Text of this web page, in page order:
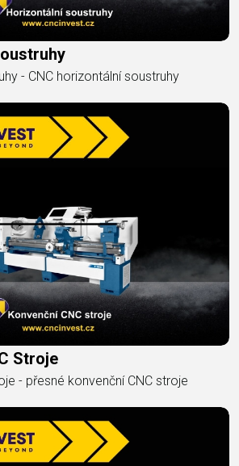
- CNC horizontální soustruhy
Stroje
- přesné konvenční CNC stroje